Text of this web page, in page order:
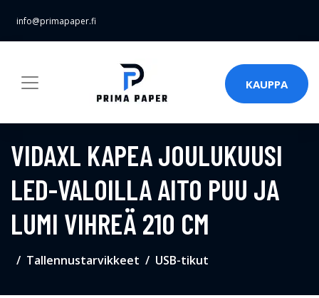
info@primapaper.fi
KAUPPA
VIDAXL KAPEA JOULUKUUSI
LED-VALOILLA AITO PUU JA
LUMI VIHREÄ 210 CM
Tallennustarvikkeet USB-tikut